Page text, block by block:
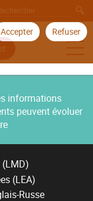
Accepter Refuser
informations
peuvent évoluer
(LMD)
(LEA)
Russe